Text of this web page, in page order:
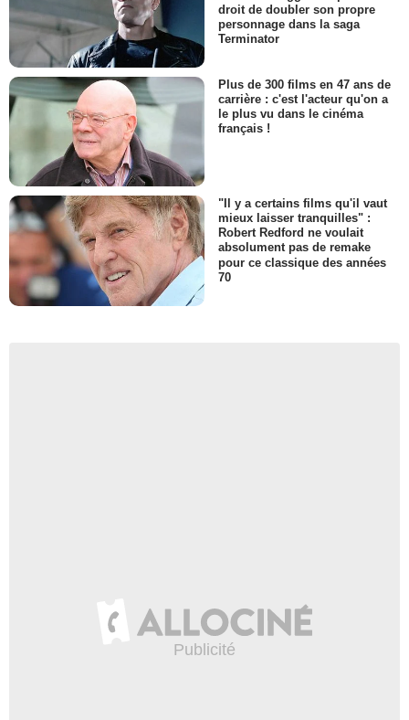
droit de doubler son propre
personnage dans la saga
Terminator
Plus de 300 films en 47 ans de
carrière : c'est l'acteur qu'on a
le plus vu dans le cinéma
français !
"Il y a certains films qu'il vaut
mieux laisser tranquilles" :
Robert Redford ne voulait
absolument pas de remake
pour ce classique des années
70